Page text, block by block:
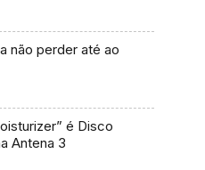
não perder até ao
é Disco
Antena 3